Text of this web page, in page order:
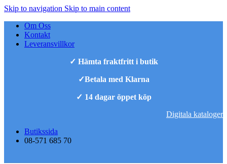
Skip to navigation Skip to main content
Om Oss
Kontakt
Leveransvillkor
✓ Hämta fraktfritt i butik
✓Betala med Klarna
✓ 14 dagar öppet köp
Digitala kataloger
Butikssida
08-571 685 70